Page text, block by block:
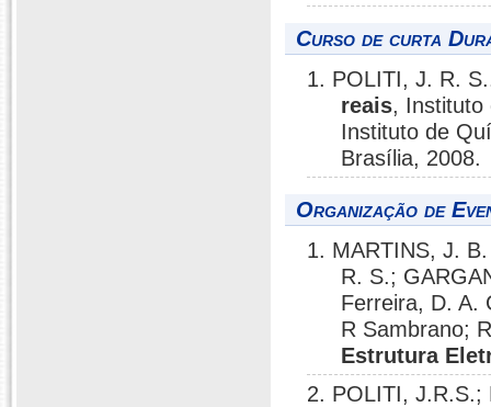
Curso de curta
1. POLITI, J. R.
reais, Instituto
Instituto de
Brasília, 2008.
Organização de
1. MARTINS, J.
R. S.;
Ferreira, D. A.
R Sambrano;
Estrutura
2. POLITI, J.R.S.;